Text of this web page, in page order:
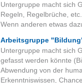
Untergruppe macht sich
Regeln, Regelbrüche,
Wenn anderen etwas
Arbeitsgruppe
Untergruppe macht sich
gefasst werden könnte
Abwendung von der
Erkenntniswissen,